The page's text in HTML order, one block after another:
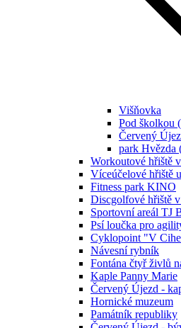
Višňovka
Pod školkou
Červený
park Hvězda
Workoutové hřiště
Víceúčelové hřiště
Fitness park KINO
Discgolfové hřiště
Sportovní areál TJ
Psí loučka pro
Cyklopoint "V
Návesní rybník
Fontána čtyř živlů
Kaple Panny Marie
Červený Újezd -
Hornické muzeum
Památník republiky